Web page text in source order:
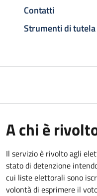
Contatti
Strumenti di tutela
A chi è
Il servizio è rivolto agli
stato di detenzione
cui liste elettorali sono
volontà di esprimere il